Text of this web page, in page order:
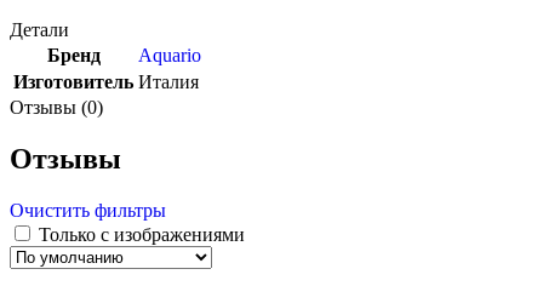
Детали
Бренд
Aquario
Изготовитель Италия
Отзывы (0)
Отзывы
Очистить фильтры
Только с изображениями